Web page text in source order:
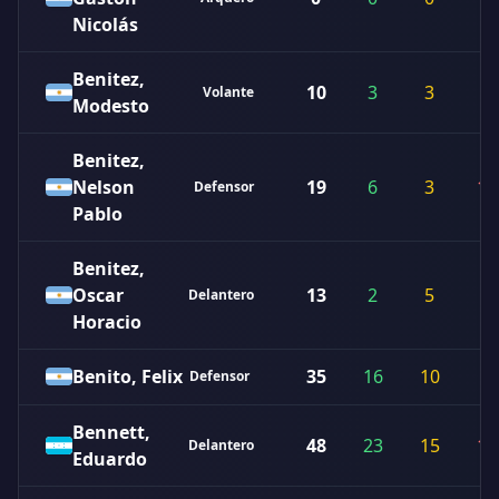
Nicolás
Benitez,
Modesto
Volante 10 3 3
Benitez,
Nelson
Pablo
Defensor 19 6 3 10
Benitez,
Oscar
Horacio
Delantero 13 2 5
Benito, Felix Defensor 35 16 10
Bennett,
Eduardo
Delantero 48 23 15 10